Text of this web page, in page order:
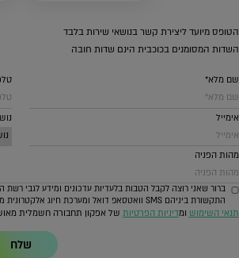
הטופס מיועד ליצירת קשר בנושאי שירות בלבד
השדות המסומנים בכוכבית הינם שדות חובה
שם מלא*
אימייל
מהות הפניה
ברור שאני רוצה לקבל הטבות בלעדיות עדכונים ומידע לגבי רשת
התקשורת ביניהם SMS וואטסאפ דואל ומערכת חיוג אלקטרונית מקסימום תמיד אוכל להסיר את עצמי
תנאי השימוש ומדיניות הפרטיות של אפקון תחבורה חשמלית
שלח